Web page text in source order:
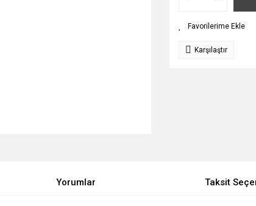
Karşılaştır
Yorumlar Taksit